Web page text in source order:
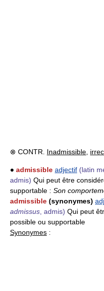
⊗ CONTR. Inadmissible
● admissible adjectif (latin
admis) Qui peut être
supportable : Son
admissible (synonymes)
admissus , admis) Qui peut
possible ou supportable
Synonymes :